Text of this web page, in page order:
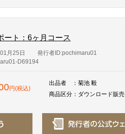
ート：6ヶ月コース
月25日
発行者ID:pochimaru01
D69194
円(税込)
出品者 ： 菊池 毅
商品区分 ： ダウンロード販売